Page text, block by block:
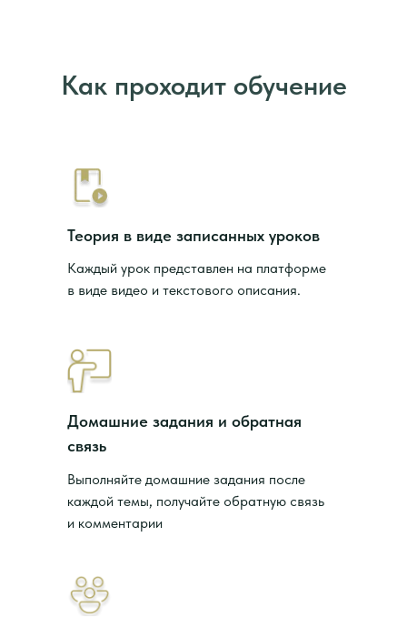
Как проходит обучение
Теория в виде записанных уроков
Каждый урок представлен на платформе
в виде видео и текстового описания.
Домашние задания и обратная
связь
Выполняйте домашние задания после
каждой темы, получайте обратную связь
и комментарии